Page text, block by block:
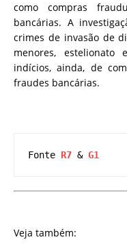
como compras
bancárias. A
crimes de invasão de
menores, estelionato
indícios, ainda, de
fraudes bancárias.
Fonte R7 & G1
Veja também: